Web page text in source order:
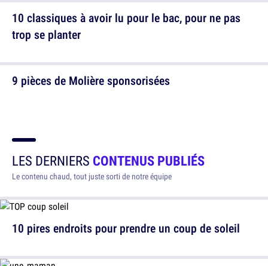
10 classiques à avoir lu pour le bac, pour ne pas
trop se planter
9 pièces de Molière sponsorisées
LES DERNIERS CONTENUS PUBLIÉS
Le contenu chaud, tout juste sorti de notre équipe
10 pires endroits pour prendre un coup de soleil